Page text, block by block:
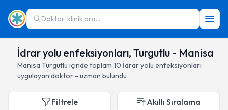
Doktor, klinik ara...
İdrar yolu enfeksiyonları, Turgutlu - Manisa
Manisa Turgutlu içinde toplam 10 İdrar yolu enfeksiyonları
uygulayan doktor - uzman bulundu
Filtrele Akıllı Sıralama